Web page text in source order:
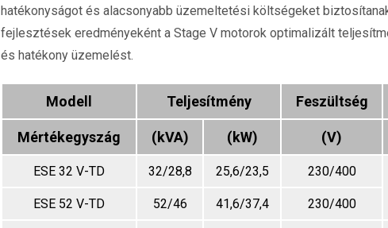
hatékonyságot és alacsonyabb üzemeltetési költségeket
fejlesztések eredményeként a Stage V motorok optimalizált
és hatékony üzemelést.
Modell Teljesítmény Feszültség
Mértékegyszág (kVA) (kW) (V)
ESE 32 V-TD 32/28,8 25,6/23,5
230/400
ESE 52 V-TD
52/46 41,6/37,4 230/400